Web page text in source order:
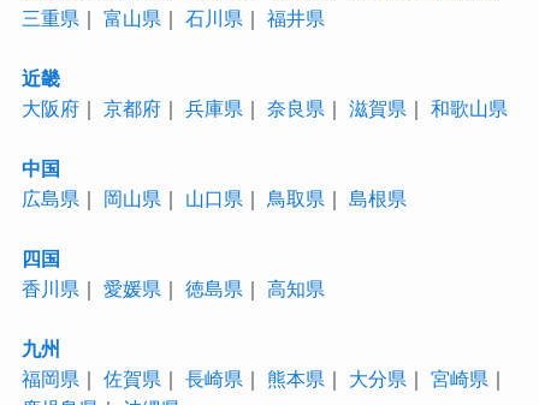
三重県 ｜ 富山県 ｜ 石川県 ｜ 福井県
近畿
大阪府｜ 京都府｜ 兵庫県 ｜ 奈良県 ｜ 滋賀県 ｜ 和歌山県
中国
広島県 ｜ 岡山県 ｜ 山口県 ｜ 鳥取県 ｜ 島根県
四国
香川県 ｜ 愛媛県 ｜ 徳島県 ｜ 高知県
九州
福岡県 ｜ 佐賀県 ｜ 長崎県 ｜ 熊本県 ｜ 大分県 ｜ 宮崎県 ｜